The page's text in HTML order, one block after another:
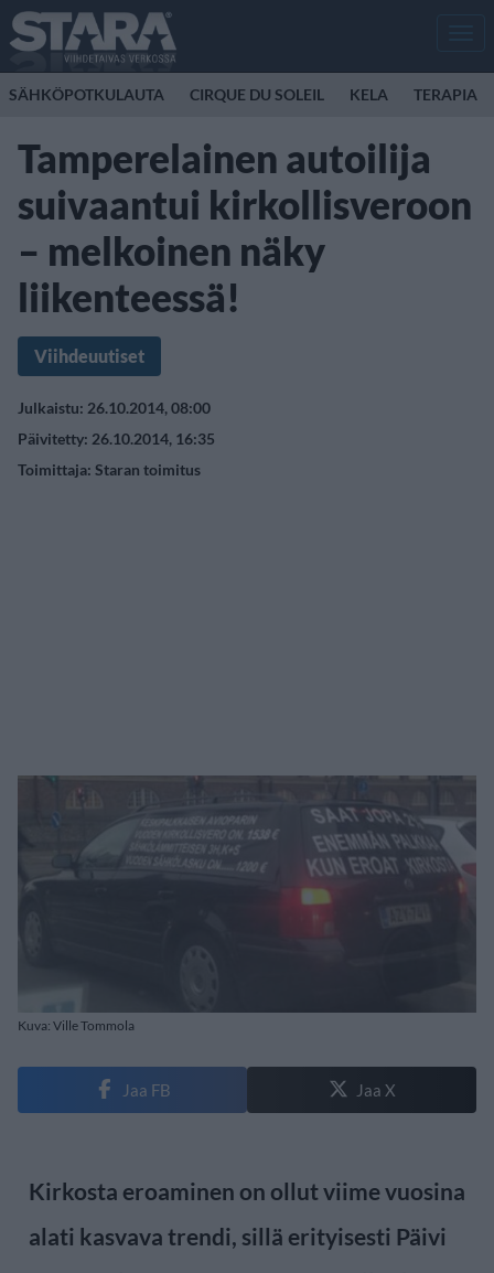
SÄHKÖPOTKULAUTA CIRQUE DU SOLEIL KELA TERAPIA
Tamperelainen autoilija
suivaantui kirkollisveroon
– melkoinen näky
liikenteessä!
Viihdeuutiset
Julkaistu: 26.10.2014, 08:00
Päivitetty: 26.10.2014, 16:35
Toimittaja: Staran toimitus
Kuva: Ville Tommola
Jaa FB Jaa X
Kirkosta eroaminen on ollut viime vuosina
alati kasvava trendi, sillä erityisesti Päivi